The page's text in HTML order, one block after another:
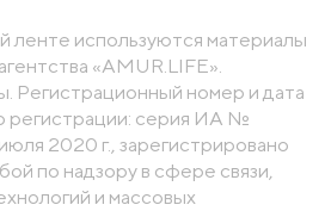
ленте используются материалы
«AMUR.LIFE».
Регистрационный номер и дата
регистрации: серия ИА №
2020 г., зарегистрировано
по надзору в сфере связи,
и массовых